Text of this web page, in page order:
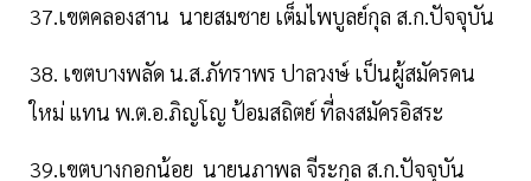
37.เขตคลองสาน นายสมชาย เต็มไพบูลย์กุล ส.ก.ปัจจุบัน
38. เขตบางพลัด น.ส.ภัทราพร ปาลวงษ์ เป็นผู้สมัครคน
ใหม่ แทน พ.ต.อ.ภิญโญ ป้อมสถิตย์ ที่ลงสมัครอิสระ
39.เขตบางกอกน้อย นายนภาพล จีระกุล ส.ก.ปัจจุบัน